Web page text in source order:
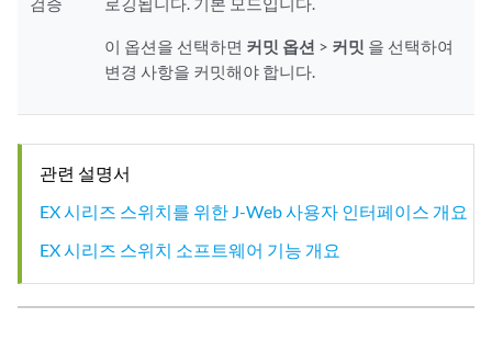
이 옵션을 선택하면 커밋 옵션 > 커밋 을 선택하여
변경 사항을 커밋해야 합니다.
관련 설명서
EX 시리즈 스위치를 위한 J-Web 사용자 인터페이스 개요
EX 시리즈 스위치 소프트웨어 기능 개요